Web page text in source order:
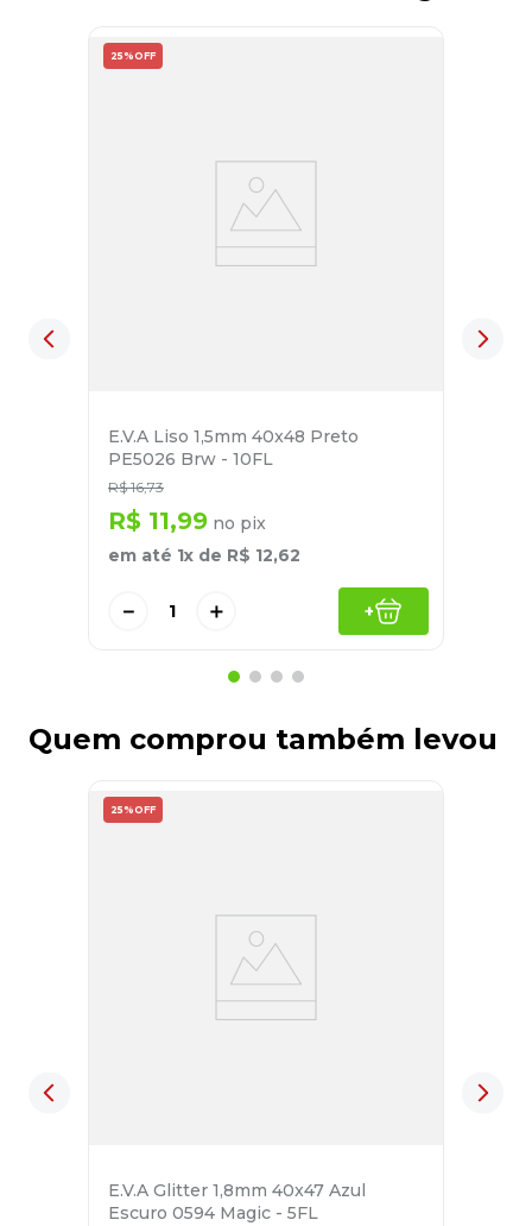
25% OFF
E.V.A Liso 1,5mm 40x48 Preto
PE5026 Brw - 10FL
R$ 16,73
R$ 11,99 no pix
em até 1x de R$ 12,62
＋
－ +
Quem comprou também levou
25% OFF
E.V.A Glitter 1,8mm 40x47 Azul
Escuro 0594 Magic - 5FL